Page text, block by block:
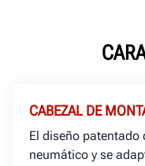
CABEZAL DE
El diseño patentado
neumático y se